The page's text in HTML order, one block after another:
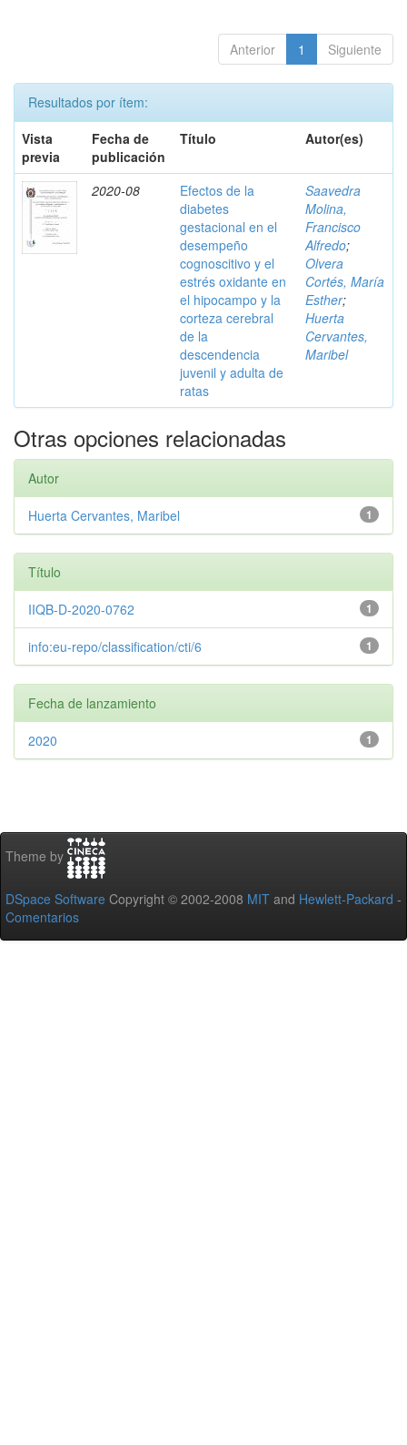
Anterior 1 Siguiente
Resultados por ítem:
Vista
previa
Fecha de
publicación
Título Autor(es)
2020-08
Efectos de la
diabetes
gestacional en el
desempeño
cognoscitivo y el
estrés oxidante en
el hipocampo y la
corteza cerebral
de la
descendencia
juvenil y adulta de
ratas
Saavedra
Molina,
Francisco
Alfredo;
Olvera
Cortés, María
Esther;
Huerta
Cervantes,
Maribel
Otras opciones relacionadas
Autor
1
Huerta Cervantes, Maribel
Título
1
IIQB-D-2020-0762
1
info:eu-repo/classification/cti/6
Fecha de lanzamiento
1
2020
Theme by
DSpace Software Copyright © 2002-2008 MIT and Hewlett-Packard -
Comentarios